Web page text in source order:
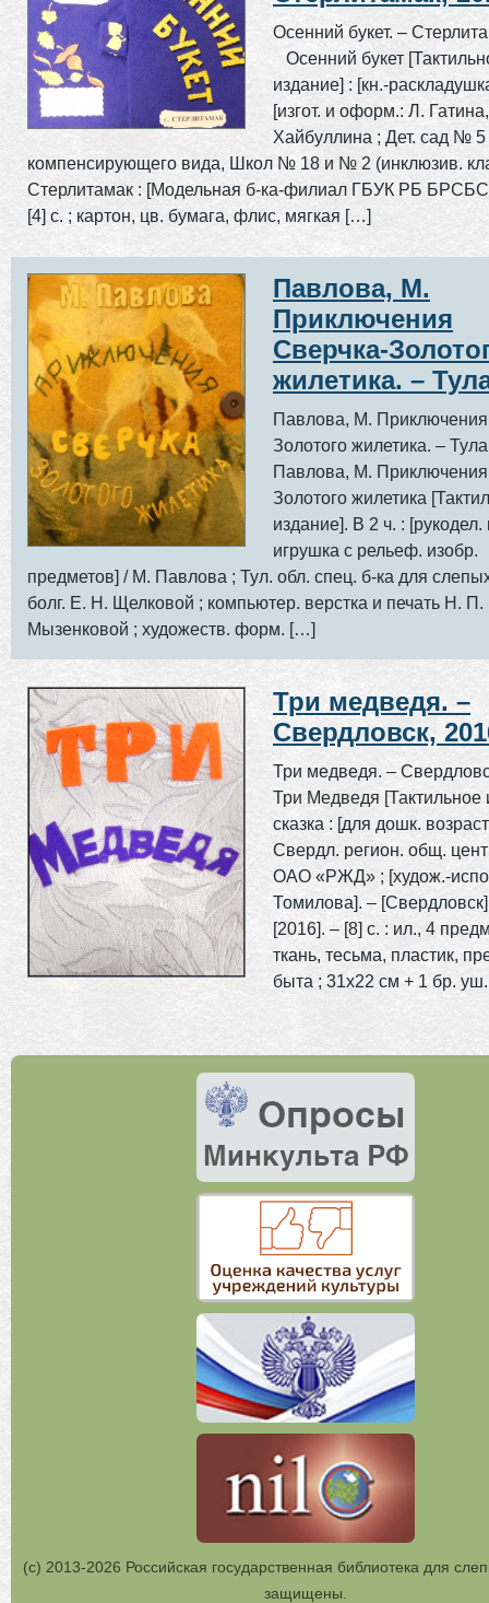
Осенний букет. –
Осенний букет
издание] : [кн.-
[изгот. и оформ.: Л.
Хайбуллина ; Дет. сад № 5
компенсирующего вида, Школ № 18 и № 2 (инклюзив.
Стерлитамак : [Модельная б-ка-филиал ГБУК РБ
[4] с. ; картон, цв. бумага, флис, мягкая […]
Павлова, М.
Приключения
Сверчка-
жилетика. –
Павлова, М.
Золотого жилетика. –
Павлова, М.
Золотого жилетика
издание]. В 2 ч. : [рукодел.
игрушка с рельеф. изобр.
предметов] / М. Павлова ; Тул. обл. спец. б-ка для
болг. Е. Н. Щелковой ; компьютер. верстка и печать Н. П.
Мызенковой ; художеств. форм. […]
Три медведя. –
Свердловск,
Три медведя. –
Три Медведя [Тактильное
сказка : [для дошк.
Свердл. регион. общ.
ОАО «РЖД» ; [худож.-
Томилова]. – [Свердловск]
[2016]. – [8] с. : ил., 4
ткань, тесьма, пластик,
быта ; 31х22 см + 1 бр.
(с) 2013-2026 Российская государственная библиотека для
защищены.